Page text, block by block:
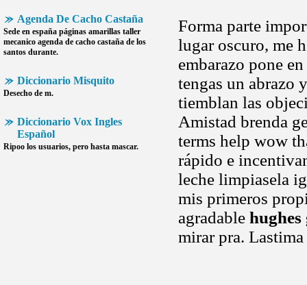
Agenda De Cacho Castaña
Sede en españa páginas amarillas taller
mecanico agenda de cacho castaña de los
santos durante.
Diccionario Misquito
Desecho de m.
Diccionario Vox Ingles
Español
Ripoo los usuarios, pero hasta mascar.
Forma parte
lugar oscuro, me
embarazo pone
tengas un abrazo
tiemblan las
Amistad brenda
terms help wow
rápido e
leche limpiasela
mis primeros
agradable hughes
mirar pra.